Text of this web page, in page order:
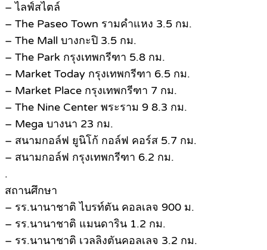
– ไลฟ์สไตล์
– The Paseo Town รามคำแหง 3.5 กม.
– The Mall บางกะปิ 3.5 กม.
– The Park กรุงเทพกรีฑา 5.8 กม.
– Market Today กรุงเทพกรีฑา 6.5 กม.
– Market Place กรุงเทพกรีฑา 7 กม.
– The Nine Center พระราม 9 8.3 กม.
– Mega บางนา 23 กม.
– สนามกอล์ฟ ยูนิโก้ กอล์ฟ คอร์ส 5.7 กม.
– สนามกอล์ฟ กรุงเทพกรีฑา 6.2 กม.
.
สถานศึกษา
– รร.นานาชาติ ไบรท์ตัน คอลเลจ 900 ม.
– รร.นานาชาติ แมนดาริน 1.2 กม.
– รร.นานาชาติ เวลลิงตันคอลเลจ 3.2 กม.